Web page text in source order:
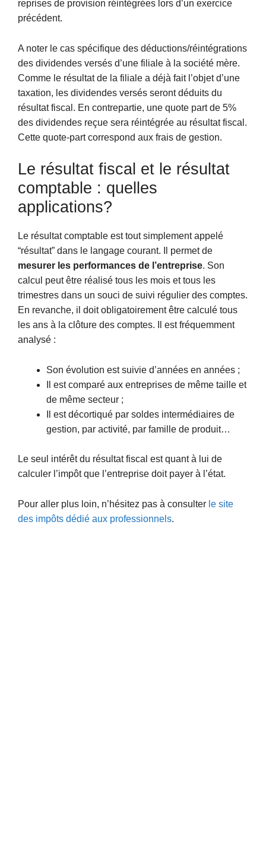
reprises de provision réintégrées lors d’un exercice
précédent.
A noter le cas spécifique des déductions/réintégrations
des dividendes versés d’une filiale à la société mère.
Comme le résultat de la filiale a déjà fait l’objet d’une
taxation, les dividendes versés seront déduits du
résultat fiscal. En contrepartie, une quote part de 5%
des dividendes reçue sera réintégrée au résultat fiscal.
Cette quote-part correspond aux frais de gestion.
Le résultat fiscal et le résultat
comptable : quelles
applications?
Le résultat comptable est tout simplement appelé
“résultat” dans le langage courant. Il permet de
mesurer les performances de l’entreprise. Son
calcul peut être réalisé tous les mois et tous les
trimestres dans un souci de suivi régulier des comptes.
En revanche, il doit obligatoirement être calculé tous
les ans à la clôture des comptes. Il est fréquemment
analysé :
Son évolution est suivie d’années en années ;
Il est comparé aux entreprises de même taille et
de même secteur ;
Il est décortiqué par soldes intermédiaires de
gestion, par activité, par famille de produit…
Le seul intérêt du résultat fiscal est quant à lui de
calculer l’impôt que l’entreprise doit payer à l’état.
Pour aller plus loin, n’hésitez pas à consulter le site
des impôts dédié aux professionnels.